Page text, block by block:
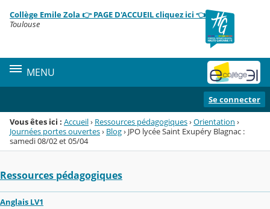
Menu de la rubrique
Contenu
Collège Emile Zola 👉 PAGE D'ACCUEIL cliquez ici 👈
Toulouse
MENU
Se connecter
Vous êtes ici : Accueil› Ressources pédagogiques›Orientation ›
Journées portes ouvertes› Blog› JPO lycée Saint Exupéry Blagnac :
samedi 08/02 et 05/04
Ressources pédagogiques
Anglais LV1